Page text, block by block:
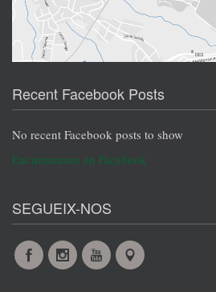
Recent Facebook Posts
No recent Facebook posts to show
Encuéntranos en Facebook
SEGUEIX-NOS
FacebookInstagram
YouTubeMaps